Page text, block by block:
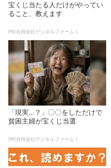
宝くじ当たる人だけがやってい
ること、教えます
PR(合同会社デジタルファーム )
「現実…？」〇〇をしただけで
貧困主婦が宝くじ当選
PR(合同会社デジタルファーム )